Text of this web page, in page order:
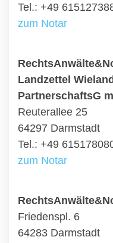
Tel.: +49
zum Notar
Landzettel
PartnerschaftsG
Reuterallee 25
64297 Darmstadt
Tel.: +49
zum Notar
Friedenspl. 6
64283 Darmstadt